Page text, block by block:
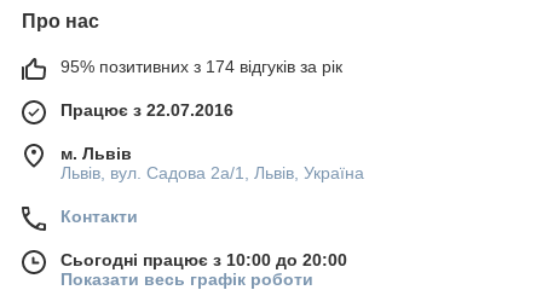
Про нас
95% позитивних з 174 відгуків за рік
Працює з 22.07.2016
м. Львів
Львів, вул. Садова 2а/1, Львів, Україна
Контакти
Сьогодні працює з 10:00 до 20:00
Показати весь графік роботи